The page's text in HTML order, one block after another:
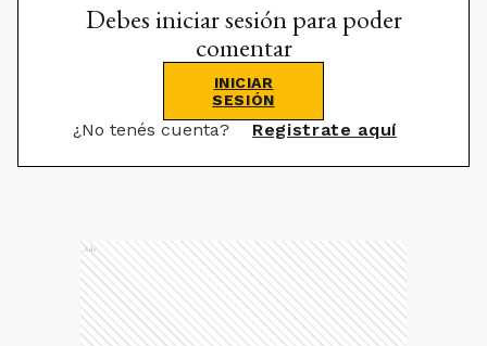
Debes iniciar sesión para poder
comentar
INICIAR
SESIÓN
¿No tenés cuenta? Registrate aquí
Ads